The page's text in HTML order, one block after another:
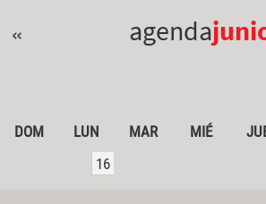
« agenda
DOM LUN MAR MIÉ
16